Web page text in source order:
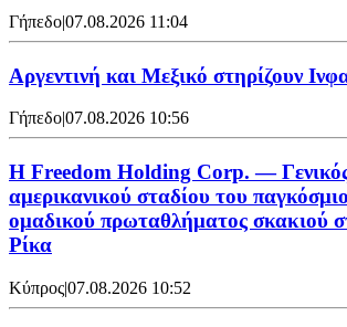
Γήπεδο|07.08.2026 11:04
Αργεντινή και Μεξικό στηρίζουν
Γήπεδο|07.08.2026 10:56
Η Freedom Holding Corp. — Γενικός
αμερικανικού σταδίου του
ομαδικού πρωταθλήματος σκακιού
Ρίκα
Κύπρος|07.08.2026 10:52